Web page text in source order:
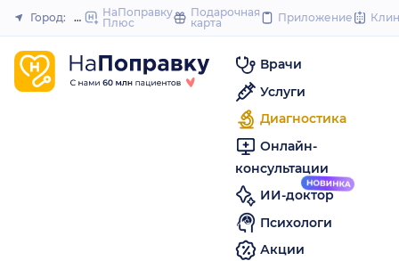
to
Закрыть
Город: ШахтыНаПоправку
Плюс
Подарочная
карта
Приложение
Врачи
Услуги
Диагностика
Онлайн-
консультации
ИИ-доктор
Психологи
Акции